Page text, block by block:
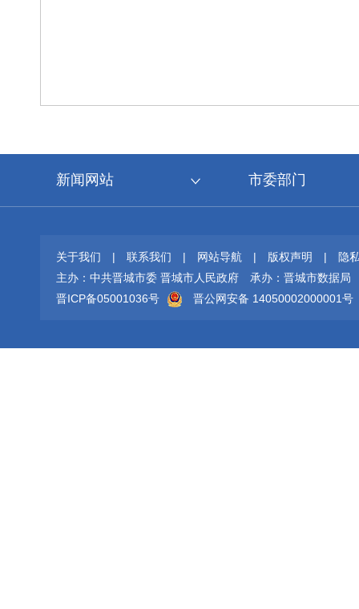
新闻网站 市委部门
关于我们 | 联系我们 | 网站导航 | 版权声明 |
隐
主办：中共晋城市委 晋城市人民政府
承办：晋城市数据局
晋ICP备05001036号
晋公网安备 14050002000001号